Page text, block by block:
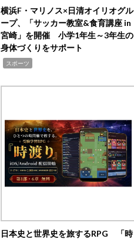
横浜F・マリノス×日清オイリオグル
ープ、「サッカー教室&食育講座 in
宮崎」を開催 小学1年生～3年生の
身体づくりをサポート
スポーツ
日本史と世界史を旅するRPG 「時